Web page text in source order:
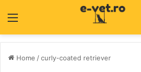
Home /curly-coated retriever